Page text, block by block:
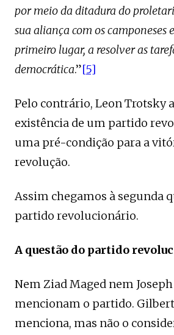
por meio da ditadura do
sua aliança com os camponeses
primeiro lugar, a resolver as
democrática.”[5]
Pelo contrário, Leon Trotsky
existência de um partido
uma pré-condição para a
revolução.
Assim chegamos à segunda
partido revolucionário.
A questão do partido
Nem Ziad Maged nem
mencionam o partido.
menciona, mas não o